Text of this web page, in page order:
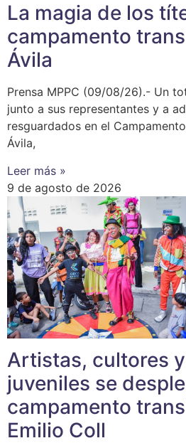
La magia de los
campamento
Ávila
Prensa MPPC (09/08/26).- Un
junto a sus representantes y a
resguardados en el
Ávila,
Leer más »
9 de agosto de 2026
Artistas, cultores
juveniles se
campamento
Emilio Coll